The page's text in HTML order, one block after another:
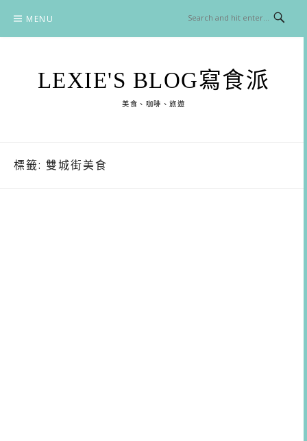
content
MENU
LEXIE'S BLOG寫食派
美食、咖啡、旅遊
標籤: 雙城街美食